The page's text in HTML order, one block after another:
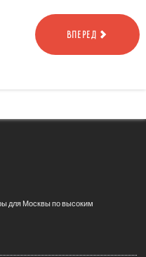
ВПЕРЕД
для Москвы по высоким